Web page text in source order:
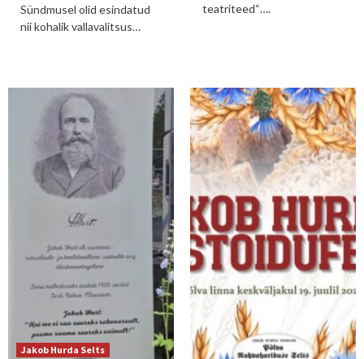
Sündmusel olid esindatud
nii kohalik vallavalitsus…
teatriteed“….
Jakob Hurda Selts